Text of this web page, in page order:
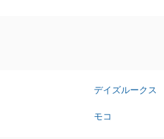
デイズルークス
モコ